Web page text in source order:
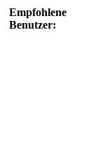
Empfohlene
Benutzer: